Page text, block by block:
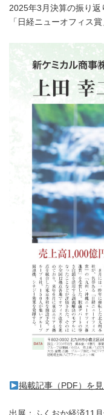
2025年3月決算の振り
「日経ニューオフィス
掲載記事（PDF）を見